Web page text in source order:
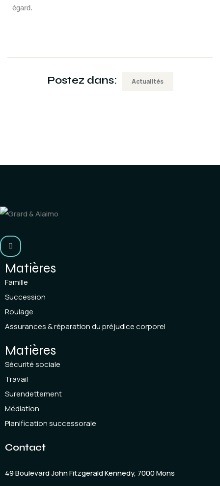
égard.
Postez dans: Actualités
Matières
Famille
Succession
Roulage
Assurances & réparation du préjudice corporel
Matières
Sécurité sociale
Travail
Surendettement
Médiation
Planification successorale
Contact
49 Boulevard John Fitzgerald Kennedy, 7000 Mons